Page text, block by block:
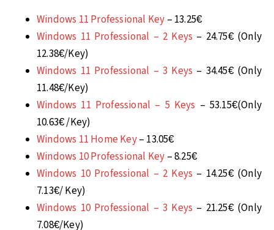
Windows 11 Professional Key – 13.25€
Windows 11 Professional – 2 Keys – 24.75€ (Only
12.38€/Key)
Windows 11 Professional – 3 Keys – 34.45€ (Only
11.48€/Key)
Windows 11 Professional – 5 Keys – 53.15€(Only
10.63€ /Key)
Windows 11 Home Key– 13.05€
Windows 10 Professional Key – 8.25€
Windows 10 Professional – 2 Keys – 14.25€ (Only
7.13€/ Key)
Windows 10 Professional – 3 Keys – 21.25€ (Only
7.08€/Key)